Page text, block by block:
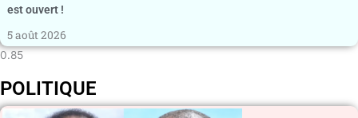
est ouvert !
5 août 2026
POLITIQUE